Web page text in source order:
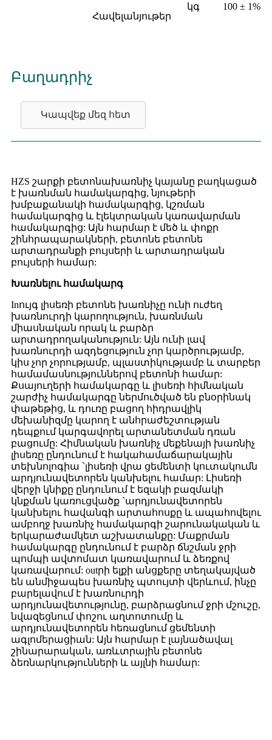
Հավելանյութեր
կգ 100 ± 1%
Բաղադրիչ
Կապվեք մեզ հետ
HZS շարքի բետոնախառնիչ կայանը բաղկացած
է խառնման համակարգից, նյութերի
խմբաքանակի համակարգից, կշռման
համակարգից և էլեկտրական կառավարման
համակարգից: Այն հարմար է մեծ և փոքր
շինհրապարակների, բետոնե բետոնե
արտադրանքի բույսերի և արտադրական
բույսերի համար:
Խառնելու համակարգ
Inույգ լիսեռի բետոնե խառնիչը ունի ուժեղ
խառնուրդի կարողություն, խառնման
միասնական որակ և բարձր
արտադրողականություն: Այն ունի լավ
խառնուրդի ազդեցություն չոր կարծրությամբ,
կիս չոր չորությամբ, պլաստիկությամբ և տարբեր
համամասնություններով բետոնի համար:
Քսայուղերի համակարգը և լիսեռի հիմնական
շարժիչ համակարգը ներմուծված են բնօրինակ
փաթեթից, և դուռը բացող հիդրավլիկ
մեխանիզմը կարող է անհրաժեշտության
դեպքում կարգավորել արտանետման դռան
բացումը: Հիմնական խառնիչ մեքենայի խառնիչ
լիսեռը ընդունում է հակահամաճարակային
տեխնոլոգիա `լիսեռի վրա ցեմենտի կուտակումն
արդյունավետորեն կանխելու համար: Լիսեռի
վերջի կնիքը ընդունում է եզակի բազմակի
կնքման կառուցվածք `արդյունավետորեն
կանխելու հավանգի արտահոսքը և ապահովելու
ամբողջ խառնիչ համակարգի շարունակական և
երկարաժամկետ աշխատանքը: Մաքրման
համակարգը ընդունում է բարձր ճնշման ջրի
պոմպի ավտոմատ կառավարում և ձեռքով
կառավարում: outրի ելքի անցքերը տեղակայված
են անմիջապես խառնիչ պտույտի վերևում, ինչը
բարելավում է խառնուրդի
արդյունավետությունը, բարձրացնում ջրի մշուշը,
նվազեցնում փոշու աղտոտումը և
արդյունավետորեն հեռացնում ցեմենտի
ագլոմերացիան: Այն հարմար է լայնածավալ
շինարարական, առևտրային բետոնե
ձեռնարկությունների և այլնի համար: